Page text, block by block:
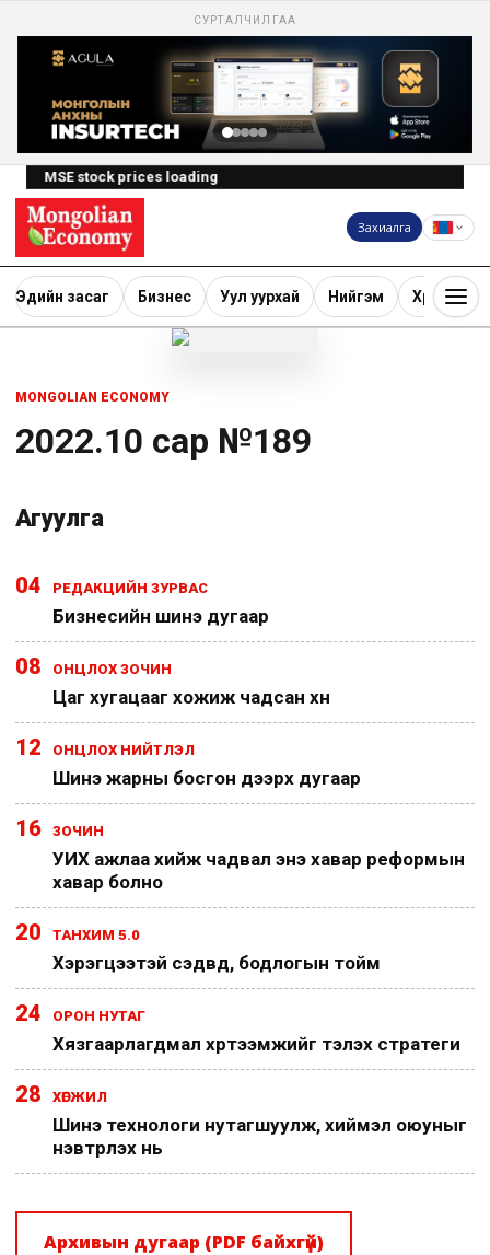
СУРТАЛЧИЛГАА
MSE stock prices loading
Захиалга
Эдийн засаг Бизнес Уул уурхай Нийгэм Хөрөнгө
MONGOLIAN ECONOMY
2022.10 сар №189
Агуулга
04 РЕДАКЦИЙН ЗУРВАС
Бизнесийн шинэ дугаар
08 ОНЦЛОХ ЗОЧИН
Цаг хугацааг хожиж чадсан хүн
12 ОНЦЛОХ НИЙТЛЭЛ
Шинэ жарны босгон дээрх дугаар
16 ЗОЧИН
УИХ ажлаа хийж чадвал энэ хавар реформын
хавар болно
20 ТАНХИМ 5.0
Хэрэгцээтэй сэдвүүд, бодлогын тойм
24 ОРОН НУТАГ
Хязгаарлагдмал хүртээмжийг тэлэх стратеги
28 ХӨГЖИЛ
Шинэ технологи нутагшуулж, хиймэл оюуныг
нэвтрүүлэх нь
Архивын дугаар (PDF байхгүй)